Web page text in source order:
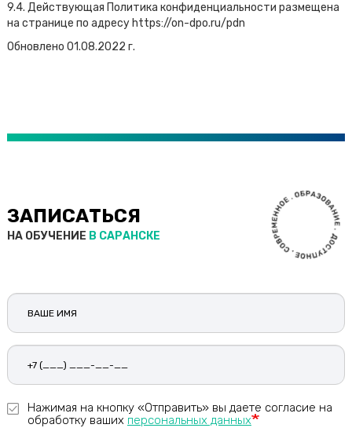
9.4. Действующая Политика конфиденциальности размещена
на странице по адресу https://on-dpo.ru/pdn
Обновлено 01.08.2022 г.
ЗАПИСАТЬСЯ
НА ОБУЧЕНИЕ В САРАНСКЕ
Ваше
имя
Нажимая на кнопку «Отправить» вы даете согласие на
обработку ваших персональных данных